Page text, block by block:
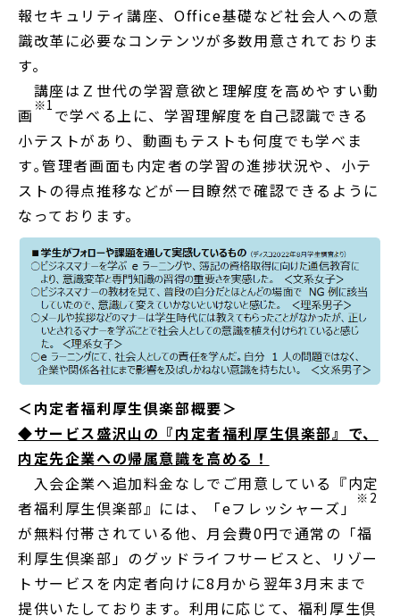
報セキュリティ講座、Office基礎など社会人への意
識改革に必要なコンテンツが多数用意されておりま
す。
講座はＺ世代の学習意欲と理解度を高めやすい動
画 ※1 で学べる上に、学習理解度を自己認識できる
小テストがあり、動画もテストも何度でも学べま
す｡管理者画面も内定者の学習の進捗状況や、小テ
ストの得点推移などが一目瞭然で確認できるように
なっております。
＜内定者福利厚生倶楽部概要＞
◆サービス盛沢山の『内定者福利厚生倶楽部』で、
内定先企業への帰属意識を高める！
入会企業へ追加料金なしでご用意している『内定
者福利厚生倶楽部』には、「eフレッシャーズ」
※2
が無料付帯されている他、月会費0円で通常の「福
利厚生倶楽部」のグッドライフサービスと、リゾー
トサービスを内定者向けに8月から翌年3月末まで
提供いたしております。利用に応じて、福利厚生倶